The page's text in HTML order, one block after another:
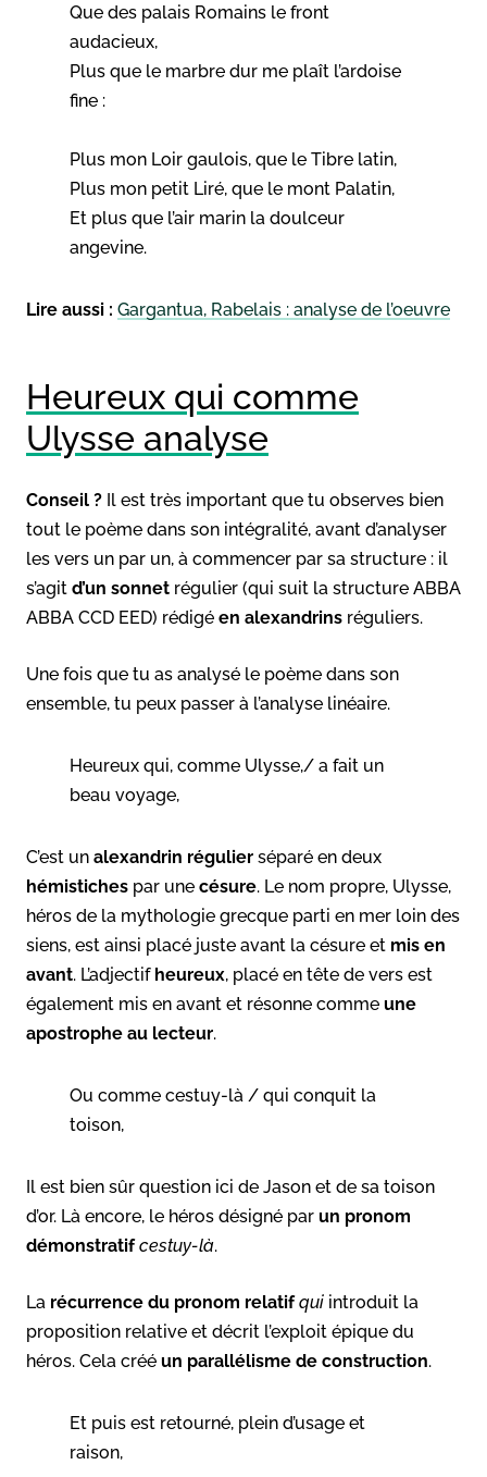
Que des palais Romains le front
audacieux,
Plus que le marbre dur me plaît l’ardoise
fine :
Plus mon Loir gaulois, que le Tibre latin,
Plus mon petit Liré, que le mont Palatin,
Et plus que l’air marin la doulceur
angevine.
Lire aussi : Gargantua, Rabelais : analyse de l’oeuvre
Heureux qui comme
Ulysse analyse
Conseil ? Il est très important que tu observes bien
tout le poème dans son intégralité, avant d’analyser
les vers un par un, à commencer par sa structure : il
s’agit d’un sonnet régulier (qui suit la structure ABBA
ABBA CCD EED) rédigé en alexandrins réguliers.
Une fois que tu as analysé le poème dans son
ensemble, tu peux passer à l’analyse linéaire.
Heureux qui, comme Ulysse,/ a fait un
beau voyage,
C’est un alexandrin régulier séparé en deux
hémistiches par une césure. Le nom propre, Ulysse,
héros de la mythologie grecque parti en mer loin des
siens, est ainsi placé juste avant la césure et mis en
avant. L’adjectif heureux, placé en tête de vers est
également mis en avant et résonne comme une
apostrophe au lecteur.
Ou comme cestuy-là / qui conquit la
toison,
Il est bien sûr question ici de Jason et de sa toison
d’or. Là encore, le héros désigné par un pronom
démonstratif cestuy-là.
La récurrence du pronom relatifqui introduit la
proposition relative et décrit l’exploit épique du
héros. Cela créé un parallélisme de construction.
Et puis est retourné, plein d’usage et
raison,